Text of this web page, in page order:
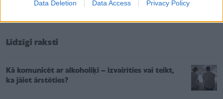
Data Deletion Data Access Privacy Policy
Līdzīgi raksti
Kā komunicēt ar alkoholiķi – izvairīties vai teikt,
ka jāiet ārstēties?